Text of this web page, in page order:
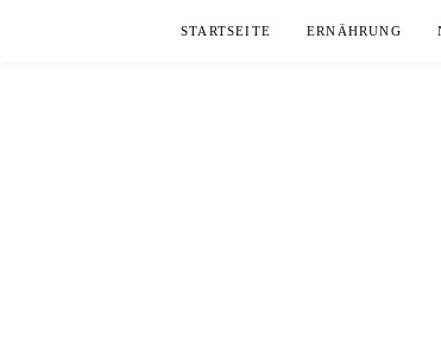
STARTSEITE ERNÄHRUNG